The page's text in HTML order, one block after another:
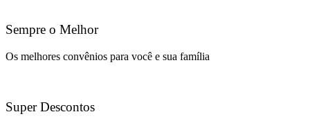
Sempre o Melhor
Os melhores convênios para você e sua família
Super Descontos